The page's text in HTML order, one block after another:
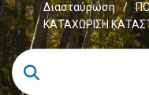
Διασταύρωση
/
ΚΑΤΑΧΩΡΙΣΗ